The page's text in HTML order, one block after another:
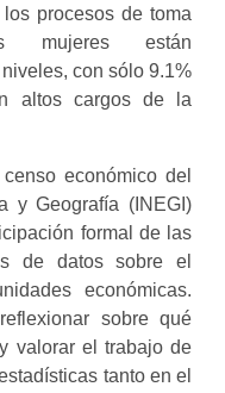
procesos de toma
mujeres están
con sólo 9.1%
altos cargos de la
económico del
y Geografía (INEGI)
formal de las
de datos sobre el
económicas.
sobre qué
valorar el trabajo de
tanto en el